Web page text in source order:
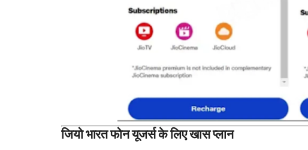
जियो भारत फोन यूजर्स के लिए खास प्लान